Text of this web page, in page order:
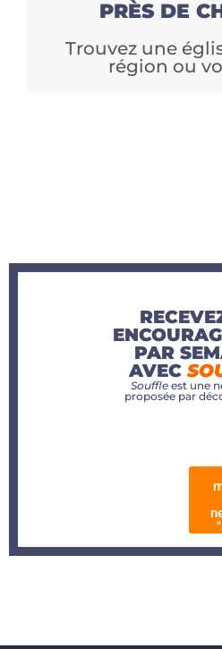
PRÈS DE
Trouvez une
région ou
PAR
AVEC
Souffle est une
proposée par